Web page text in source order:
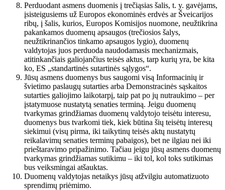
Perduodant asmens duomenis į trečiąsias šalis, t. y. gavėjams,
įsisteigusiems už Europos ekonominės erdvės ar Šveicarijos
ribų, į šalis, kurios, Europos Komisijos nuomone, neužtikrina
pakankamos duomenų apsaugos (trečiosios šalys,
neužtikrinančios tinkamo apsaugos lygio), duomenų
valdytojas juos perduoda naudodamasis mechanizmais,
atitinkančiais galiojančius teisės aktus, tarp kurių yra, be kita
ko, ES „standartinės sutartinės sąlygos“.
Jūsų asmens duomenys bus saugomi visą Informacinių ir
švietimo paslaugų sutarties arba Demonstracinės sąskaitos
sutarties galiojimo laikotarpį, taip pat po jų nutraukimo – per
įstatymuose nustatytą senaties terminą. Jeigu duomenų
tvarkymas grindžiamas duomenų valdytojo teisėtu interesu,
duomenys bus tvarkomi tiek, kiek būtina šių teisėtų interesų
siekimui (visų pirma, iki taikytinų teisės aktų nustatytų
reikalavimų senaties terminų pabaigos), bet ne ilgiau nei iki
prieštaravimo pripažinimo. Tačiau jeigu jūsų asmens duomenų
tvarkymas grindžiamas sutikimu – iki tol, kol toks sutikimas
bus veiksmingai atšauktas.
Duomenų valdytojas netaikys jūsų atžvilgiu automatizuoto
sprendimų priėmimo.